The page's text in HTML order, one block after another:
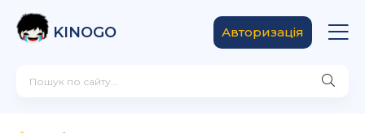
KINOGO Авторизація